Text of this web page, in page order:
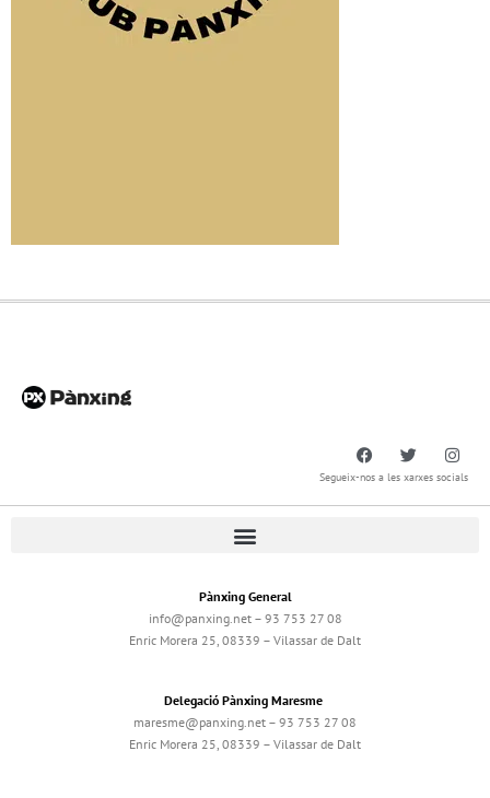
Segueix-nos a les xarxes socials
Pànxing General
info@panxing.net – 93 753 27 08
Enric Morera 25, 08339 – Vilassar de Dalt
Delegació Pànxing Maresme
maresme@panxing.net – 93 753 27 08
Enric Morera 25, 08339 – Vilassar de Dalt